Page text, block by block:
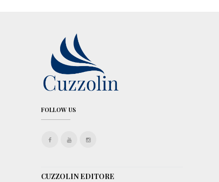
FOLLOW US
CUZZOLIN EDITORE